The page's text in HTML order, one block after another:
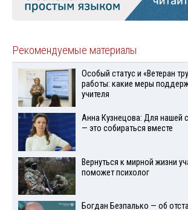
Рекомендуемые материалы
Особый статус и «Ветеран
работы: какие меры
учителя
Анна Кузнецова: Для нашей
— это собираться вместе
Вернуться к мирной жизни
поможет психолог
Богдан Безпалько — об